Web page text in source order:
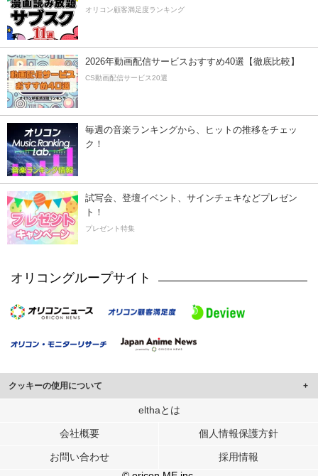
オリコン顧客満足度ランキング
2026年動画配信サービスおすすめ40選【徹底比較】
CS動画配信サービス20選
毎週の音楽ランキングから、ヒットの推移をチェッ
ク！
試写会、登壇イベント、サインチェキなどプレゼン
ト！
プレゼント特集
オリコングループサイト
クッキーの使用について
このサイトでは Cookie を使用して、ユーザーに合わせたコンテンツや広告の
行っています。
メディアや広告配信、データ解析の各パートナーに提供しています。
各パートナーは、この情報とユーザーが各パートナーに提供した他の情報や、
elthaとは
会社概要 個人情報保護方針
お問い合わせ
採用情報